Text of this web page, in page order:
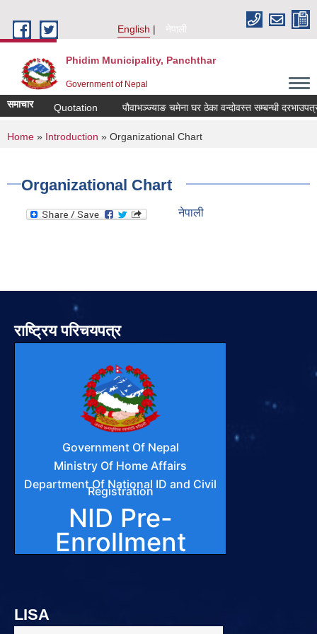
English
नेपाली
Phidim Municipality, Panchthar
Government of Nepal
समाचारQuotation पौवाभञ्ज्याङ चमेना घर ठेका वन्दोवस्त सम्बन्धी दरभाउपत्र
You are here
Home » Introduction » Organizational Chart
Organizational Chart
नेपाली
राष्ट्रिय परिचयपत्र
LISA